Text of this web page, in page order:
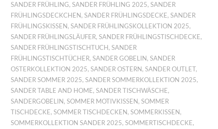
SANDER FRÜHLING,SANDER FRÜHLING 2025,SANDER
FRÜHLINGSDECKCHEN ,SANDER FRÜHLINGSDECKE,SANDER
FRÜHLINGSKISSEN ,SANDER FRÜHLINGSKOLLEKTION 2025,
SANDER FRÜHLINGSLÄUFER,SANDER FRÜHLINGSTISCHDECKE,
SANDER FRÜHLINGSTISCHTUCH ,SANDER
FRÜHLINGSTISCHTÜCHER,SANDER GOBELIN ,SANDER
OSTERKOLLEKTION 2025,SANDER OSTERN ,SANDER OUTLET,
SANDER SOMMER 2025,SANDER SOMMERKOLLEKTION 2025,
SANDER TABLE AND HOME,SANDER TISCHWÄSCHE,
SANDERGOBELIN ,SOMMER MOTIVKISSEN ,SOMMER
TISCHDECKE,SOMMER TISCHDECKEN ,SOMMERKISSEN ,
SOMMERKOLLEKTION SANDER 2025,SOMMERTISCHDECKE,